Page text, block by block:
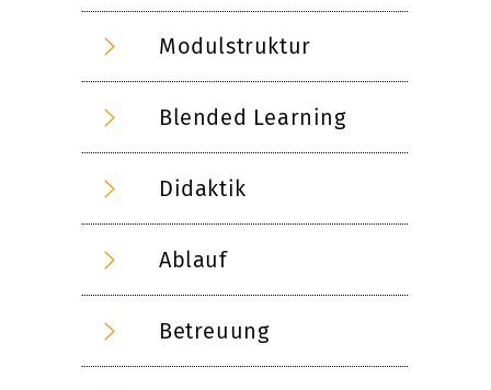
Modulstruktur
Blended Learning
Didaktik
Ablauf
Betreuung